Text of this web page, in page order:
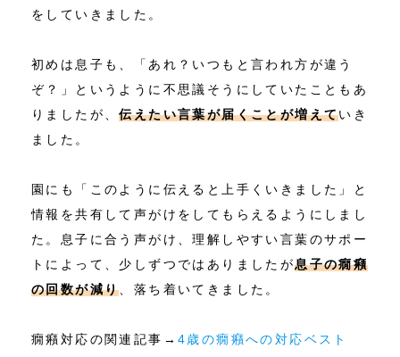
をしていきました。
初めは息子も、「あれ？いつもと言われ方が違う
ぞ？」というように不思議そうにしていたこともあ
りましたが、伝えたい言葉が届くことが増えていき
ました。
園にも「このように伝えると上手くいきました」と
情報を共有して声がけをしてもらえるようにしまし
た。息子に合う声がけ、理解しやすい言葉のサポー
トによって、少しずつではありましたが息子の癇癪
の回数が減り、落ち着いてきました。
癇癪対応の関連記事→ 4歳の癇癪への対応ベスト